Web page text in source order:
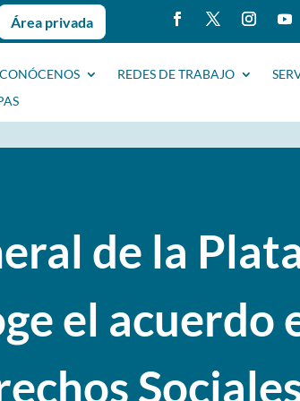
Área privada
CONÓCENOS REDES DE TRABAJO
de la
el acuerdo